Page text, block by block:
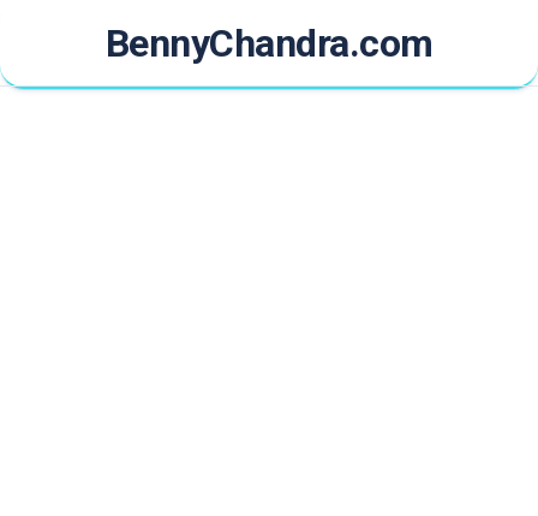
content
BennyChandra.com